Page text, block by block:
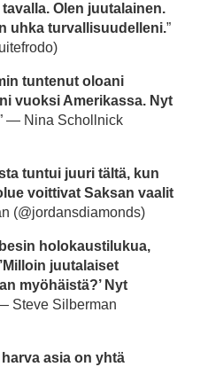
Olen juutalainen.
uhka turvallisuudelleni.”
tuntenut oloani
vuoksi Amerikassa. Nyt
— Nina Schollnick
tuntui juuri tältä, kun
voittivat Saksan vaalit
(@jordansdiamonds)
holokaustilukua,
juutalaiset
myöhäistä?’ Nyt
Steve Silberman
asia on yhtä